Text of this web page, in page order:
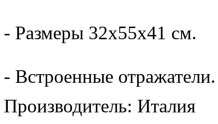
- Размеры 32х55х41 см.
- Встроенные отражатели.
Производитель: Италия